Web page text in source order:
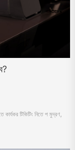
কার্যকর টিকিটিং নিতে প মুদ্রণ,